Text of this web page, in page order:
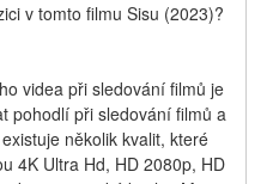
v tomto filmu Sisu (2023)?
videa při sledování filmů je
pohodlí při sledování filmů a
několik kvalit, které
4K Ultra Hd, HD 2080p, HD